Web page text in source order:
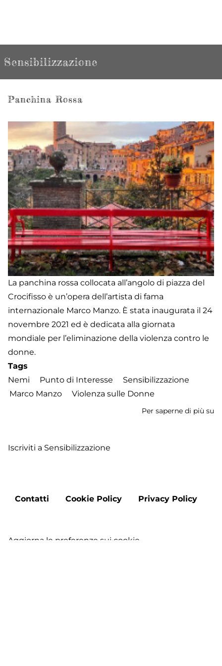
Sensibilizzazione
Panchina Rossa
La panchina rossa collocata all’angolo di piazza del
Crocifisso è un’opera dell’artista di fama
internazionale Marco Manzo. È stata inaugurata il 24
novembre 2021 ed è dedicata alla giornata
mondiale per l’eliminazione della violenza contro le
donne.
Tags
Nemi
Punto di Interesse
Sensibilizzazione
Marco Manzo
Violenza sulle Donne
Per saperne di più su
Iscriviti a Sensibilizzazione
Footer
Contatti Cookie Policy Privacy Policy
Aggiorna le preferenze sui cookie